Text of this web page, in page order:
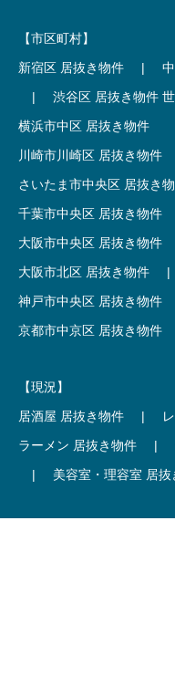
【市区町村】
新宿区 居抜き物件
|
|
渋谷区 居抜き物件
横浜市中区 居抜き物件
川崎市川崎区 居抜き物件
さいたま市中央区 居抜き
千葉市中央区 居抜き物件
大阪市中央区 居抜き物件
大阪市北区 居抜き物件
|
神戸市中央区 居抜き物件
京都市中京区 居抜き物件
【現況】
居酒屋 居抜き物件
|
ラーメン 居抜き物件
|
|
美容室・理容室 居抜